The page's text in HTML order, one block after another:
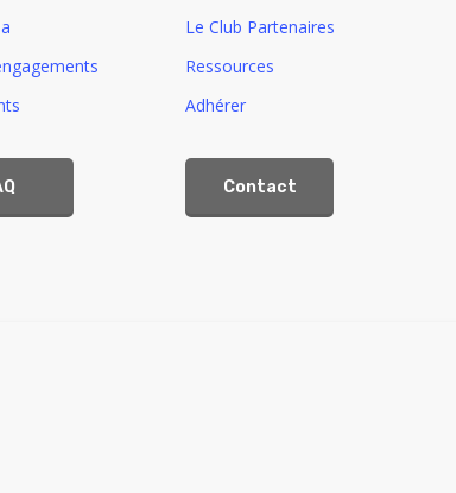
Le Club Partenaires
Ressources
Adhérer
Contact